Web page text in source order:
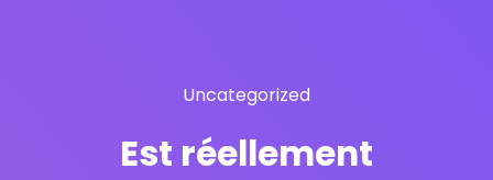
Uncategorized
Est réellement